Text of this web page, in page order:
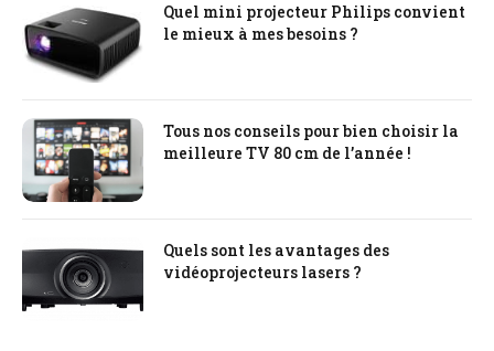
Quel mini projecteur Philips convient
le mieux à mes besoins ?
Tous nos conseils pour bien choisir la
meilleure TV 80 cm de l’année !
Quels sont les avantages des
vidéoprojecteurs lasers ?